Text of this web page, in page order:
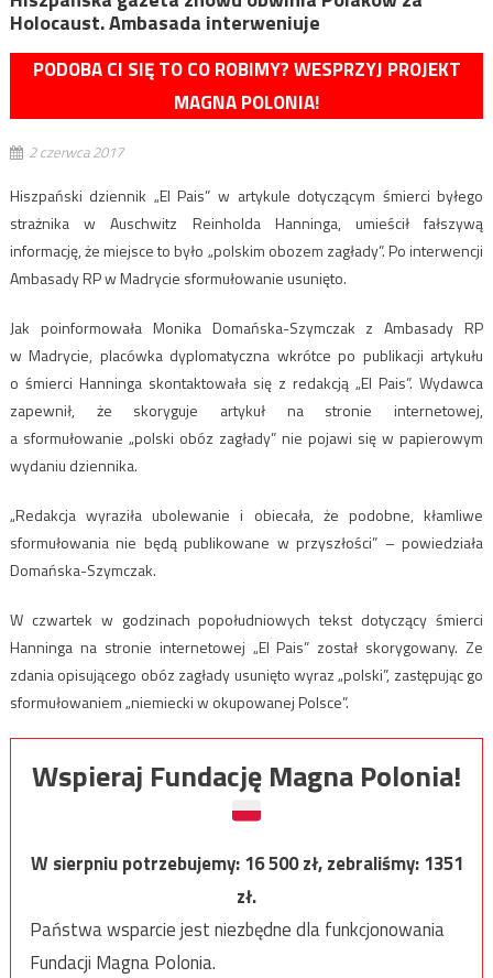
Holocaust. Ambasada interweniuje
PODOBA CI SIĘ TO CO ROBIMY? WESPRZYJ PROJEKT
MAGNA POLONIA!
2 czerwca 2017
Hiszpański dziennik „El Pais” w artykule dotyczącym śmierci byłego
strażnika w Auschwitz Reinholda Hanninga, umieścił fałszywą
informację, że miejsce to było „polskim obozem zagłady”. Po interwencji
Ambasady RP w Madrycie sformułowanie usunięto.
Jak poinformowała Monika Domańska-Szymczak z Ambasady RP
w Madrycie, placówka dyplomatyczna wkrótce po publikacji artykułu
o śmierci Hanninga skontaktowała się z redakcją „El Pais”. Wydawca
zapewnił, że skoryguje artykuł na stronie internetowej,
a sformułowanie „polski obóz zagłady” nie pojawi się w papierowym
wydaniu dziennika.
„Redakcja wyraziła ubolewanie i obiecała, że podobne, kłamliwe
sformułowania nie będą publikowane w przyszłości” – powiedziała
Domańska-Szymczak.
W czwartek w godzinach popołudniowych tekst dotyczący śmierci
Hanninga na stronie internetowej „El Pais” został skorygowany. Ze
zdania opisującego obóz zagłady usunięto wyraz „polski”, zastępując go
sformułowaniem „niemiecki w okupowanej Polsce”.
Wspieraj Fundację Magna Polonia!
W sierpniu potrzebujemy:16 500zł, zebraliśmy:1351
zł.
Państwa wsparcie jest niezbędne dla funkcjonowania
Fundacji Magna Polonia.